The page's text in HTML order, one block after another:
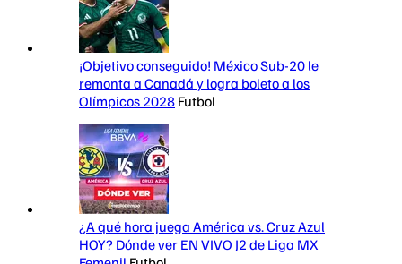
¡Objetivo conseguido! México Sub-20 le
remonta a Canadá y logra boleto a los
Olímpicos 2028 Futbol
¿A qué hora juega América vs. Cruz Azul
HOY? Dónde ver EN VIVO J2 de Liga MX